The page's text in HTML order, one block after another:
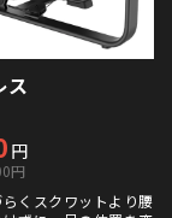
ス
円
円
くスクワットより腰